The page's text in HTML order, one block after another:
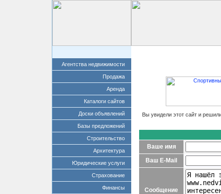
Агентства недвижимости
Продажа
Аренда
Каталоги сайтов
Доски объявлений
Базы предложений
Строительство
Архитектура
Юридические услуги
Страхование
Финансы
Вы увидели этот сайт и
Ваше имя
Ваш E-Mail
Сообщение